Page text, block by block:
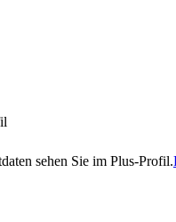
sehen Sie im Plus-Profil.